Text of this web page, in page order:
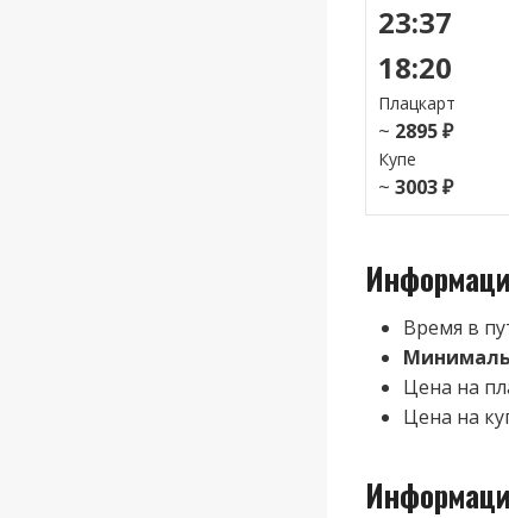
23:37
18:20
Плацкарт
~ 2895 ₽
Купе
~ 3003 ₽
Время в
Цена на
Цена на